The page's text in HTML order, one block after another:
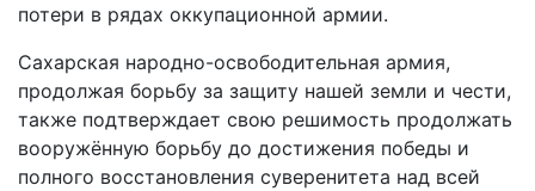
потери в рядах оккупационной армии.
Сахарская народно-освободительная армия,
продолжая борьбу за защиту нашей земли и чести,
также подтверждает свою решимость продолжать
вооружённую борьбу до достижения победы и
полного восстановления суверенитета над всей